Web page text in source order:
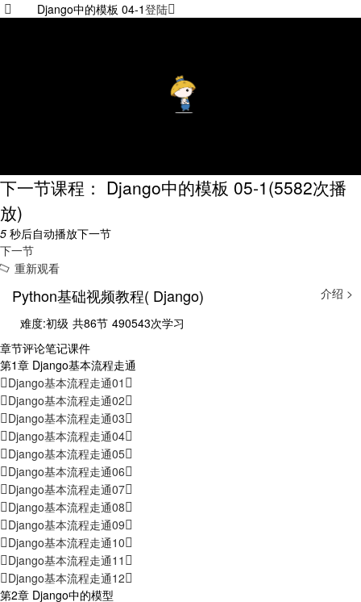
Django中的模板 04-1登陆
下一节课程： Django中的模板 05-1(5582次播
放)
5 秒后自动播放下一节
下一节
重新观看
介绍 >
Python基础视频教程( Django)
难度:初级 共86节 490543次学习
章节评论笔记课件
第1章 Django基本流程走通
Django基本流程走通01
Django基本流程走通02
Django基本流程走通03
Django基本流程走通04
Django基本流程走通05
Django基本流程走通06
Django基本流程走通07
Django基本流程走通08
Django基本流程走通09
Django基本流程走通10
Django基本流程走通11
Django基本流程走通12
第2章 Django中的模型